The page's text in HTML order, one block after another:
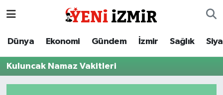
Dünya Ekonomi Gündem İzmir Sağlık
Kuluncak Namaz Vakitleri
Dünya
Ekonomi
İzmir Nöbetçi Eczaneler
İzmir Hava Durumu